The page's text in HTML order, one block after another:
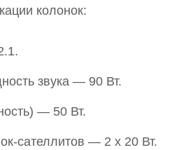
колонок:
звука — 90 Вт.
— 50 Вт.
сателлитов — 2 х 20 Вт.